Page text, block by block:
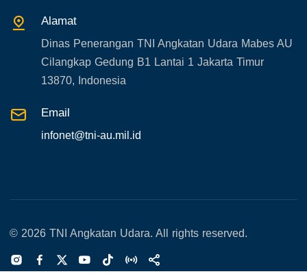
35. Gangguan bandara
36. Kecelakaan pesawat TNI
37. Kecelakaan pesawat swasta
39. Gangguan KAMTIBMAS
Alamat
Dinas Penerangan TNI Angkatan Udara Mabes AU
Cilangkap Gedung B1 Lantai 1 Jakarta Timur
13870, Indonesia
Email
infonet@tni-au.mil.id
© 2026 TNI Angkatan Udara. All rights reserved.